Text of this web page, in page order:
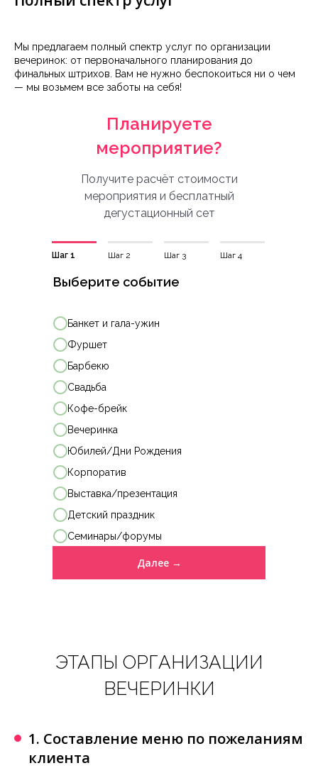
Мы предлагаем полный спектр услуг по организации
вечеринок: от первоначального планирования до
финальных штрихов. Вам не нужно беспокоиться ни о чем
— мы возьмем все заботы на себя!
Шаг 1 Шаг 2 Шаг 3 Шаг 4
Выберите событие
Планируете
мероприятие?
Получите расчёт стоимости
мероприятия и бесплатный
дегустационный сет
Далее →
Банкет и гала-ужин
Фуршет
Барбекю
Свадьба
Кофе-брейк
Вечеринка
Юбилей/Дни Рождения
Корпоратив
Выставка/презентация
Детский праздник
Семинары/форумы
ЭТАПЫ ОРГАНИЗАЦИИ
ВЕЧЕРИНКИ
1. Составление меню по пожеланиям
клиента
Гастрономические станции
Декор и флористика